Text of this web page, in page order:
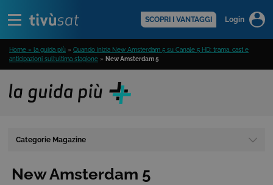
SCOPRI I VANTAGGI Login
Home » la guida più » Quando inizia New Amsterdam 5 su Canale 5 HD: trama, cast e
anticipazioni sull’ultima stagione » New Amsterdam 5
Categorie Magazine
New Amsterdam 5